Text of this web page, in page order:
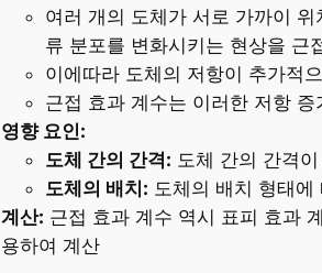
여러 개의 도체가 서로 가까이
류 분포를 변화시키는 현상을 근
이에따라 도체의 저항이 추가적
근접 효과 계수는 이러한 저항
영향 요인:
도체 간의 간격: 도체 간의 간격
도체의 배치: 도체의 배치 형태
계산: 근접 효과 계수 역시 표피 효과
용하여 계산